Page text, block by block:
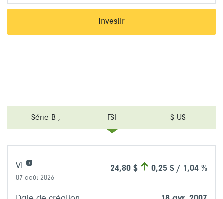
Série B , FSI $ US
Investir
VL 24,80 $ 0,25 $ / 1,04 %
07 août 2026